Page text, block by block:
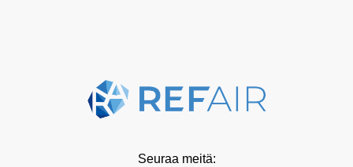
Seuraa meitä: